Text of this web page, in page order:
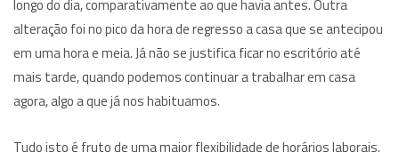
longo do dia, comparativamente ao que havia antes. Outra
alteração foi no pico da hora de regresso a casa que se antecipou
em uma hora e meia. Já não se justifica ficar no escritório até
mais tarde, quando podemos continuar a trabalhar em casa
agora, algo a que já nos habituamos.
Tudo isto é fruto de uma maior flexibilidade de horários laborais.